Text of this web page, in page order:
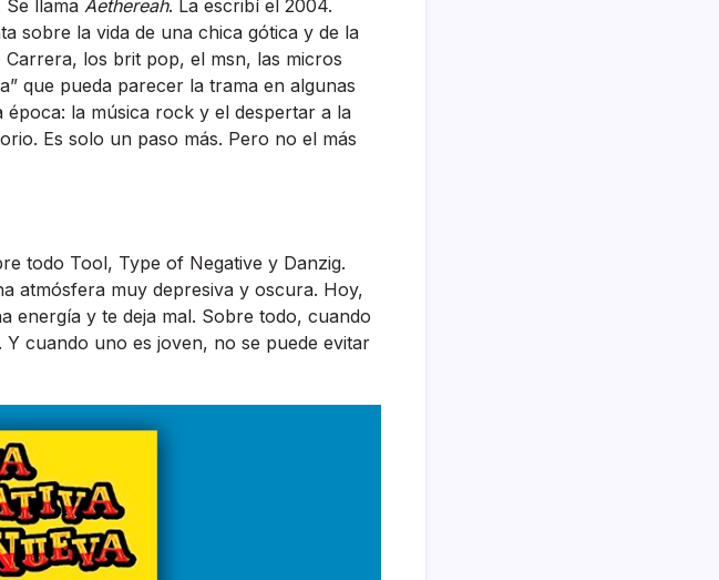
llama Aethereah. La escribí el 2004.
sobre la vida de una chica gótica y de la
los brit pop, el msn, las micros
que pueda parecer la trama en algunas
la música rock y el despertar a la
Es solo un paso más. Pero no el más
todo Tool, Type of Negative y Danzig.
atmósfera muy depresiva y oscura. Hoy,
energía y te deja mal. Sobre todo, cuando
cuando uno es joven, no se puede evitar